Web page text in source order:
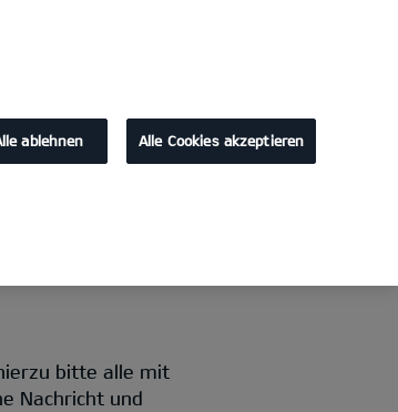
bitte alle mit
Nachricht und
ablehnen Alle Cookies akzeptieren